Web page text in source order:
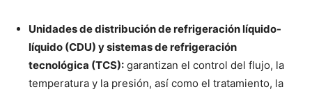
Unidades de distribución de refrigeración líquido-
líquido (CDU) y sistemas de refrigeración
tecnológica (TCS): garantizan el control del flujo, la
temperatura y la presión, así como el tratamiento, la